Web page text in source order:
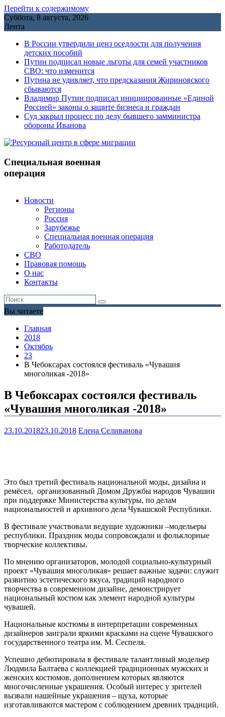
Перейти к содержимому
Суббота, 8 августа, 2026
Лента
В России утвердили ценз оседлости для получения
детских пособий
Путин подписал новые льготы для семей участников
СВО: что изменится
Путина не удивляет, что предсказания Жириновского
сбываются
Владимир Путин подписал инициированные «Единой
Россией» законы о защите бизнеса и граждан
Cуд закрыл процесс по делу бывшего замминистра
обороны Иванова
Специальная военная
операция
Новости
Регионы
Россия
Зарубежье
Специальная военная операция
Работодатель
СВО
Правовая помощь
О нас
Контакты
Вы читаете
Главная
2018
Октябрь
23
В Чебоксарах состоялся фестиваль «Чувашия
многоликая -2018»
В Чебоксарах состоялся фестиваль
«Чувашия многоликая -2018»
23.10.201823.10.2018 Елена Селиванова
Это был третий фестиваль национальной моды, дизайна и
ремёсел, организованный Домом Дружбы народов Чувашии
при поддержке Министерства культуры, по делам
национальностей и архивного дела Чувашской Республики.
В фестивале участвовали ведущие художники –модельеры
республики. Праздник моды сопровождали и фольклорные
творческие коллективы.
По мнению организаторов, молодой социально-культурный
проект «Чувашия многоликая» решает важные задачи: служит
развитию эстетического вкуса, традиций народного
творчества в современном дизайне, демонстрирует
национальный костюм как элемент народной культуры
чувашей.
Национальные костюмы в интерпретации современных
дизайнеров заиграли яркими красками на сцене Чувашского
государственного театра им. М. Сеспеля.
Успешно дебютировала в фестивале талантливый модельер
Людмила Балтаева с коллекцией традиционных мужских и
женских костюмов, дополнением которых являются
многочисленные украшения. Особый интерес у зрителей
вызвали нашейные украшения – щуха, которые
изготавливаются мастером с соблюдением древних традиций.